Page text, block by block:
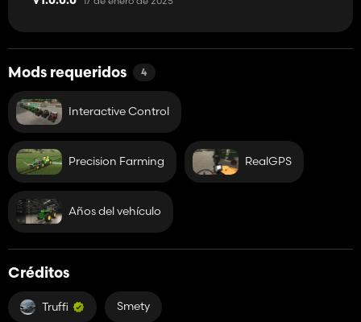
Mods requeridos 4
Interactive Control
Precision Farming RealGPS
Años del vehículo
Créditos
Truffi Smety